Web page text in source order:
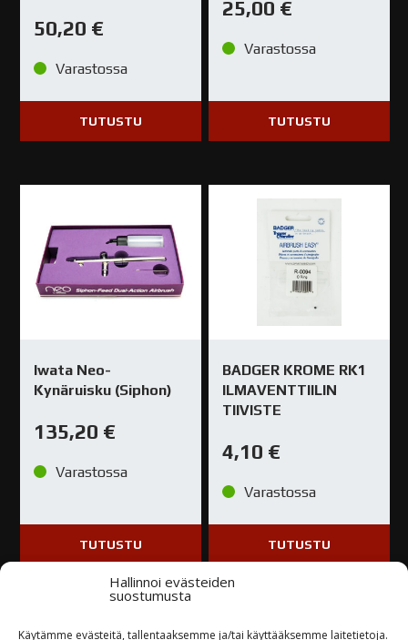
Hallinnoi evästeiden
suostumusta
Käytämme evästeitä, tallentaaksemme ja/tai käyttääksemme laitetietoja.
50,20 €
Varastossa
TUTUSTU
25,00 €
Varastossa
TUTUSTU
Iwata Neo-
Kynäruisku (Siphon)
135,20 €
Varastossa
TUTUSTU
BADGER KROME RK1
ILMAVENTTIILIN
TIIVISTE
4,10 €
Varastossa
TUTUSTU